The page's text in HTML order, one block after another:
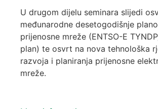
U drugom dijelu seminara slijedi
međunarodne desetogodišnje
prijenosne mreže (ENTSO-E
plan) te osvrt na nova tehnološka
razvoja i planiranja prijenosne
mreže.